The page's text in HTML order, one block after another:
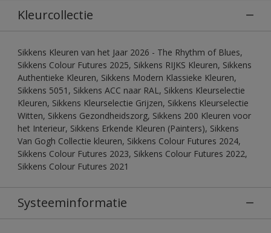
Kleurcollectie
Sikkens Kleuren van het Jaar 2026 - The Rhythm of Blues,
Sikkens Colour Futures 2025, Sikkens RIJKS Kleuren, Sikkens
Authentieke Kleuren, Sikkens Modern Klassieke Kleuren,
Sikkens 5051, Sikkens ACC naar RAL, Sikkens Kleurselectie
Kleuren, Sikkens Kleurselectie Grijzen, Sikkens Kleurselectie
Witten, Sikkens Gezondheidszorg, Sikkens 200 Kleuren voor
het Interieur, Sikkens Erkende Kleuren (Painters), Sikkens
Van Gogh Collectie kleuren, Sikkens Colour Futures 2024,
Sikkens Colour Futures 2023, Sikkens Colour Futures 2022,
Sikkens Colour Futures 2021
Systeeminformatie